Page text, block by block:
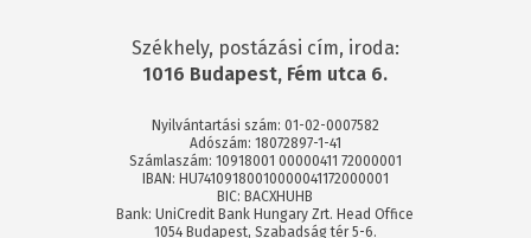
Székhely, postázási cím, iroda:
1016 Budapest, Fém utca 6.
Nyilvántartási szám: 01-02-0007582
Adószám: 18072897-1-41
Számlaszám: 10918001 00000411 72000001
IBAN: HU74109180010000041172000001
BIC: BACXHUHB
Bank: UniCredit Bank Hungary Zrt. Head Office
1054 Budapest, Szabadság tér 5-6.